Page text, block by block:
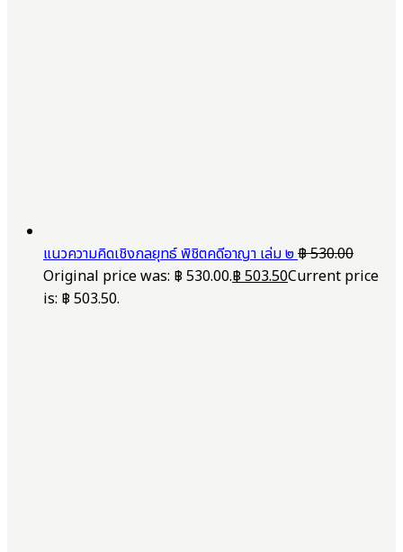
แนวความคิดเชิงกลยุทธ์ พิชิตคดีอาญา เล่ม ๒฿530.00
Original price was: ฿ 530.00.฿503.50Current price
is: ฿ 503.50.